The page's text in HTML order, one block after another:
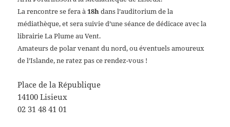
La rencontre se fera à18hdans l’auditorium de la
médiathèque, et sera suivie d’une séance de dédicace avec la
librairie La Plume au Vent.
Amateurs de polar venant du nord, ou éventuels amoureux
de l’Islande, ne ratez pas ce rendez-vous !
Place de la République
14100 Lisieux
02 31 48 41 01